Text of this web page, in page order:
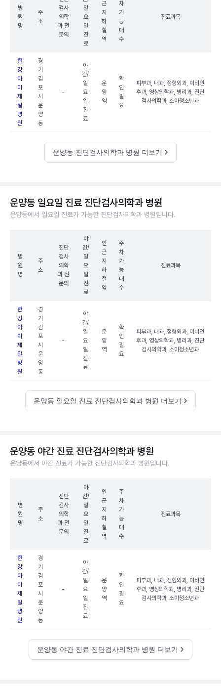
병
원
명
주
소
검사
의학
과 전
문의
일
요
일
진
료
근
지
하
철
역
차
가
능
대
수
진료과목
한
강
아
이
제
일
병
원
경
기
김
포
시
운
양
동
-
야
간/
일
요
일
진
료
운
양
역
확
인
필
요
피부과, 내과, 정형외과, 이비인
후과, 영상의학과, 병리과, 진단
검사의학과, 소아청소년과
운양동 진단검사의학과 병원 더보기
운양동 일요일 진료 진단검사의학과 병원
운양동에서 일요일 진료가 가능한 진단검사의학과 병원입니다.
병
원
명
주
소
진단
검사
의학
과 전
문의
야
간/
일
요
일
진
료
인
근
지
하
철
역
주
차
가
능
대
수
진료과목
한
강
아
이
제
일
병
원
경
기
김
포
시
운
양
동
-
야
간/
일
요
일
진
료
운
양
역
확
인
필
요
피부과, 내과, 정형외과, 이비인
후과, 영상의학과, 병리과, 진단
검사의학과, 소아청소년과
운양동 일요일 진료 진단검사의학과 병원 더보기
운양동 야간 진료 진단검사의학과 병원
운양동에서 야간 진료가 가능한 진단검사의학과 병원입니다.
병
원
명
주
소
진단
검사
의학
과 전
문의
야
간/
일
요
일
진
료
인
근
지
하
철
역
주
차
가
능
대
수
진료과목
한
강
아
이
제
일
병
원
경
기
김
포
시
운
양
동
-
야
간/
일
요
일
진
료
운
양
역
확
인
필
요
피부과, 내과, 정형외과, 이비인
후과, 영상의학과, 병리과, 진단
검사의학과, 소아청소년과
운양동 야간 진료 진단검사의학과 병원 더보기